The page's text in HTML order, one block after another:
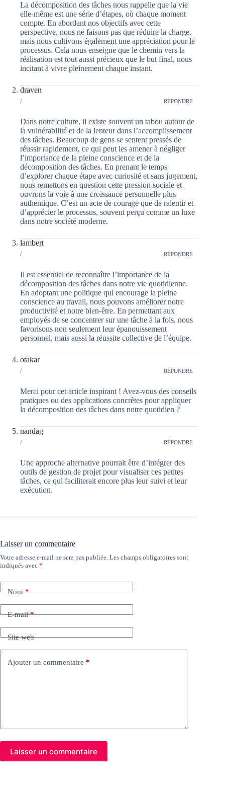
La décomposition des tâches nous rappelle que la vie
elle-même est une série d’étapes, où chaque moment
compte. En abordant nos objectifs avec cette
perspective, nous ne faisons pas que réduire la charge,
mais nous cultivons également une appréciation pour le
processus. Cela nous enseigne que le chemin vers la
réalisation est tout aussi précieux que le but final, nous
incitant à vivre pleinement chaque instant.
draven
/ RÉPONDRE
Dans notre culture, il existe souvent un tabou autour de
la vulnérabilité et de la lenteur dans l’accomplissement
des tâches. Beaucoup de gens se sentent pressés de
réussir rapidement, ce qui peut les amener à négliger
l’importance de la pleine conscience et de la
décomposition des tâches. En prenant le temps
d’explorer chaque étape avec curiosité et sans jugement,
nous remettons en question cette pression sociale et
ouvrons la voie à une croissance personnelle plus
authentique. C’est un acte de courage que de ralentir et
d’apprécier le processus, souvent perçu comme un luxe
dans notre société moderne.
lambert
/ RÉPONDRE
Il est essentiel de reconnaître l’importance de la
décomposition des tâches dans notre vie quotidienne.
En adoptant une politique qui encourage la pleine
conscience au travail, nous pouvons améliorer notre
productivité et notre bien-être. En permettant aux
employés de se concentrer sur une tâche à la fois, nous
favorisons non seulement leur épanouissement
personnel, mais aussi la réussite collective de l’équipe.
otakar
/ RÉPONDRE
Merci pour cet article inspirant ! Avez-vous des conseils
pratiques ou des applications concrètes pour appliquer
la décomposition des tâches dans notre quotidien ?
nandag
/ RÉPONDRE
Une approche alternative pourrait être d’intégrer des
outils de gestion de projet pour visualiser ces petites
tâches, ce qui faciliterait encore plus leur suivi et leur
exécution.
Laisser un commentaire
Votre adresse e-mail ne sera pas publiée. Les champs obligatoires sont
indiqués avec *
Nom*
E-mail*
Site web
Ajouter un commentaire *
Laisser un commentaire